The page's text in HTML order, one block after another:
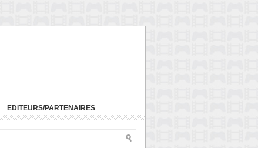
EDITEURS/PARTENAIRES